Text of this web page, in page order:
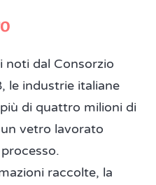
noti dal Consorzio
le industrie italiane
di quattro milioni di
vetro lavorato
raccolte, la